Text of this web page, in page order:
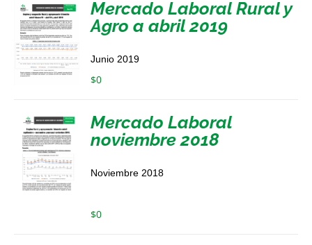
Mercado Laboral Rural y
Agro a abril 2019
Junio 2019
$0
Mercado Laboral
noviembre 2018
Noviembre 2018
$0